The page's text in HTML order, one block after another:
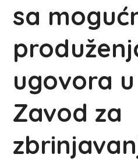
sa
ugovora u
Zavod za